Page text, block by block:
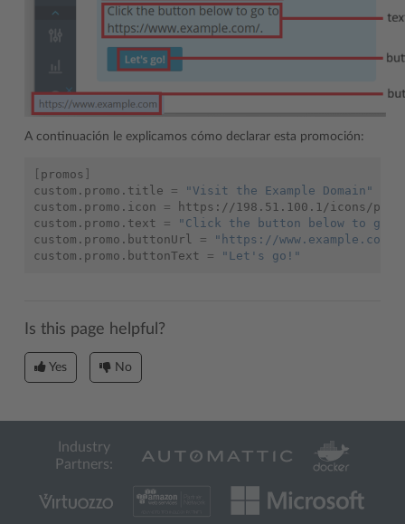
A continuación le explicamos cómo declarar esta promoción:
promos
custom.promo.title
=
"Visit the Example Domain"
custom.promo.icon
=
https://198.51.100.1/icons/
custom.promo.text
=
"Click the button below to go
custom.promo.buttonUrl
=
"https://www.example.com/"
custom.promo.buttonText
= "Let's go!"
Is this page helpful?
Yes No
Industry
Partners: